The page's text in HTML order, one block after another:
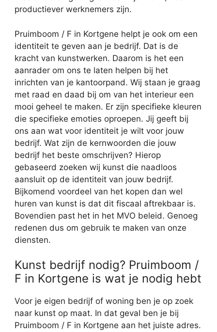
productiever werknemers zijn.
Pruimboom / F in Kortgene helpt je ook om een
identiteit te geven aan je bedrijf. Dat is de
kracht van kunstwerken. Daarom is het een
aanrader om ons te laten helpen bij het
inrichten van je kantoorpand. Wij staan je graag
met raad en daad bij om van het interieur een
mooi geheel te maken. Er zijn specifieke kleuren
die specifieke emoties oproepen. Jij geeft bij
ons aan wat voor identiteit je wilt voor jouw
bedrijf. Wat zijn de kernwoorden die jouw
bedrijf het beste omschrijven? Hierop
gebaseerd zoeken wij kunst die naadloos
aansluit op de identiteit van jouw bedrijf.
Bijkomend voordeel van het kopen dan wel
huren van kunst is dat dit fiscaal aftrekbaar is.
Bovendien past het in het MVO beleid. Genoeg
redenen dus om gebruik te maken van onze
diensten.
Kunst bedrijf nodig? Pruimboom /
F in Kortgene is wat je nodig hebt
Voor je eigen bedrijf of woning ben je op zoek
naar kunst op maat. In dat geval ben je bij
Pruimboom / F in Kortgene aan het juiste adres.